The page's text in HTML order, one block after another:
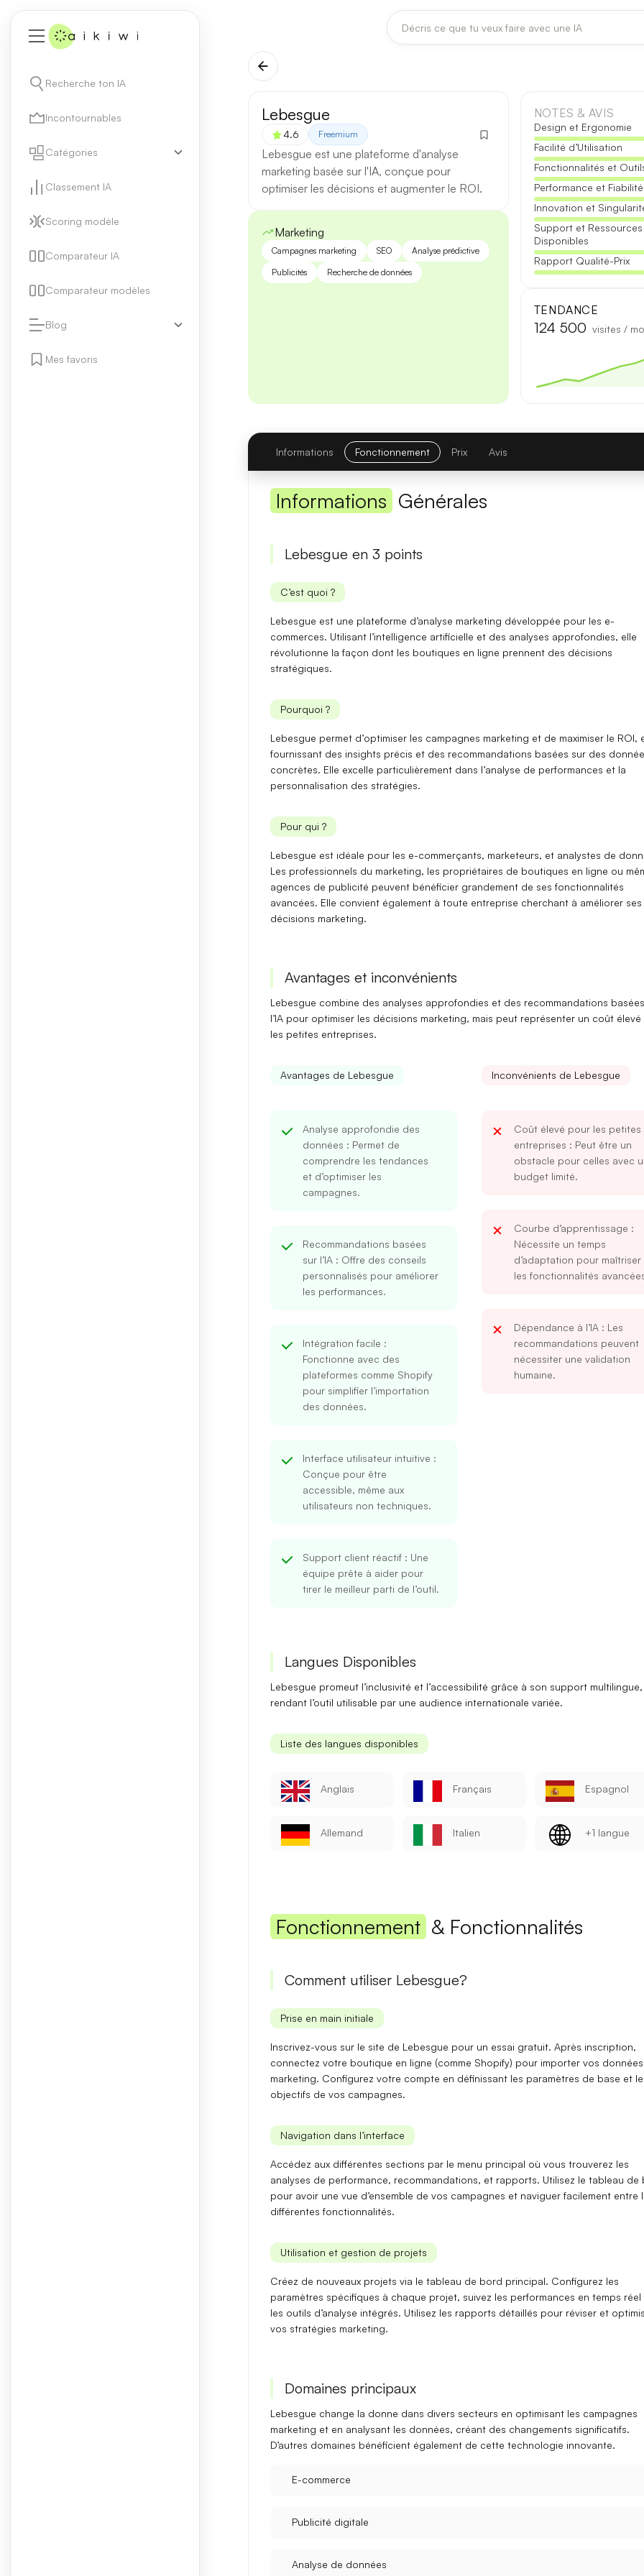
Recherche ton IA
Incontournables
Catégories
Classement IA
Scoring modèle
Comparateur IA
Comparateur modèles
Blog
Mes favoris
Se connecter
Adresse mail
Se souvenir de moi
Vous n'avez pas encore de compte ?S'inscrire
[TEST] Claude Opus 4.8 : ce qui change
5 août 2026
Anthropic met à jour Claude Opus le 2 août 2026. Cette
fiabilité des réponses longues et la vitesse de première réponse.
Ce qui change
Contexte étendu
— les documents longs sont traités d’un
— latence réduite sur les requêtes courtes.
Comparatif avec la version précédente
Latence 1re réponse
Contexte maximal
[TEST] Midjourney V8 : ce qui change
5 juillet 2026
Lebesgue
4.6 Freemium
Lebesgue est une plateforme d'analyse
marketing basée sur l'IA, conçue pour
optimiser les décisions et augmenter le ROI.
Marketing
Campagnes marketing SEO
Analyse prédictive
Publicités
Recherche de données
NOTES & AVIS
Design et Ergonomie
Facilité d’Utilisation
Fonctionnalités et
Performance et Fiabilité
Innovation et
Support et Ressources
Disponibles
Rapport Qualité-Prix
TENDANCE
124 500 visites /
Informations Fonctionnement Prix Avis
Informations Générales
Lebesgue en 3 points
C’est quoi ?
Lebesgue est une plateforme d’analyse marketing développée pour les e-
commerces. Utilisant l’intelligence artificielle et des analyses approfondies, elle
révolutionne la façon dont les boutiques en ligne prennent des décisions
stratégiques.
Pourquoi ?
Lebesgue permet d’optimiser les campagnes marketing et de maximiser le ROI,
fournissant des insights précis et des recommandations basées sur des
concrètes. Elle excelle particulièrement dans l’analyse de performances et la
personnalisation des stratégies.
Pour qui ?
Lebesgue est idéale pour les e-commerçants, marketeurs, et analystes de
Les professionnels du marketing, les propriétaires de boutiques en ligne ou
agences de publicité peuvent bénéficier grandement de ses fonctionnalités
avancées. Elle convient également à toute entreprise cherchant à améliorer ses
décisions marketing.
Avantages et inconvénients
Lebesgue combine des analyses approfondies et des recommandations
l’IApour optimiser les décisions marketing, mais peut représenter un coût élevé
les petites entreprises.
Avantages de Lebesgue
Analyse approfondie des
données : Permet de
comprendre les tendances
et d’optimiser les
campagnes.
Recommandations basées
sur l’IA: Offre des conseils
personnalisés pour améliorer
les performances.
Intégration facile :
Fonctionne avec des
plateformes comme Shopify
pour simplifier l’importation
des données.
Interface utilisateur intuitive :
Conçue pour être
accessible, même aux
utilisateurs non techniques.
Support client réactif: Une
équipe prête à aider pour
tirer le meilleur parti de l’outil.
Inconvénients de Lebesgue
Coût élevé pour les petites
entreprises : Peut être un
obstacle pour celles avec
budget limité.
Courbe d’apprentissage :
Nécessite un temps
d’adaptation pour maîtriser
les fonctionnalités
Dépendance à l’IA: Les
recommandations peuvent
nécessiter une validation
humaine.
Langues Disponibles
Lebesgue promeut l’inclusivité et l’accessibilité grâce à son support multilingue,
rendant l’outil utilisable par une audience internationale variée.
Liste des langues disponibles
Anglais Français Espagnol
Allemand Italien +1 langue
Fonctionnement & Fonctionnalités
Comment utiliser Lebesgue?
Prise en main initiale
Inscrivez-vous sur le site de Lebesgue pour un essai gratuit. Après inscription,
connectez votre boutique en ligne (comme Shopify) pour importer vos données
marketing. Configurez votre compte en définissant les paramètres de base et
objectifs de vos campagnes.
Navigation dans l’interface
Accédez aux différentes sections par le menu principal où vous trouverez les
analyses de performance, recommandations, et rapports. Utilisez le tableau de
pour avoir une vue d’ensemble de vos campagnes et naviguer facilement entre
différentes fonctionnalités.
Utilisation et gestion de projets
Créez de nouveaux projets via le tableau de bord principal. Configurez les
paramètres spécifiques à chaque projet, suivez les performances en temps réel
les outils d’analyse intégrés. Utilisez les rapports détaillés pour réviser et
vos stratégies marketing.
Domaines principaux
Lebesgue change la donne dans divers secteurs en optimisant les campagnes
marketing et en analysant les données, créant des changements significatifs.
D’autres domaines bénéficient également de cette technologie innovante.
E-commerce
Publicité digitale
Analyse de données